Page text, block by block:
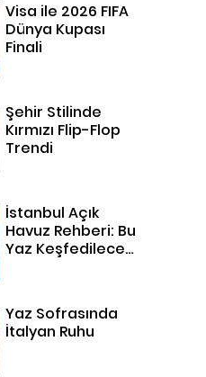
Visa ile 2026 FIFA
Dünya Kupası
Finali
Şehir Stilinde
Kırmızı Flip-Flop
Trendi
İstanbul Açık
Havuz Rehberi: Bu
Yaz Keşfedilecek
Yaz Sofrasında
İtalyan Ruhu